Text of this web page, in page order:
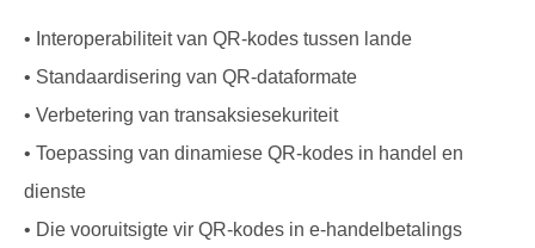
• Interoperabiliteit van QR-kodes tussen lande
• Standaardisering van QR-dataformate
• Verbetering van transaksiesekuriteit
• Toepassing van dinamiese QR-kodes in handel en
dienste
• Die vooruitsigte vir QR-kodes in e-handelbetalings